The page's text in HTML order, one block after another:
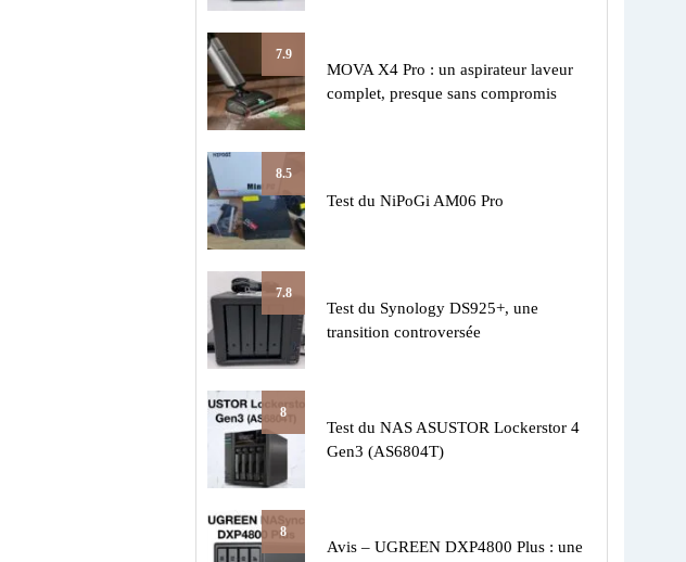
7.9
MOVA X4 Pro : un aspirateur laveur
complet, presque sans compromis
8.5
Test du NiPoGi AM06 Pro
7.8
Test du Synology DS925+, une
transition controversée
8
Test du NAS ASUSTOR Lockerstor 4
Gen3 (AS6804T)
8
Avis – UGREEN DXP4800 Plus : une